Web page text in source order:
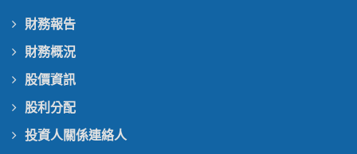
財務報告
財務概況
股價資訊
股利分配
投資人關係連絡人